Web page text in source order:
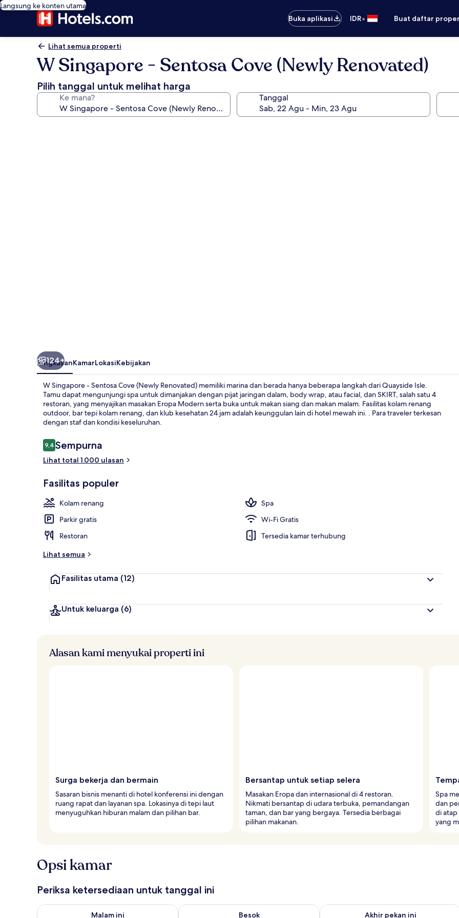
Langsung ke konten utama
Buka aplikasi
IDR• Buat daftar
Lihat semua properti
W Singapore - Sentosa Cove (Newly Renovated)
Pilih tanggal untuk melihat harga
Ke mana? Tanggal
Pintu masuk
124+
RingkasanKamarLokasiKebijakan
W Singapore - Sentosa Cove (Newly Renovated) memiliki marina dan berada hanya beberapa langkah dari Quayside Isle.
Tamu dapat mengunjungi spa untuk dimanjakan dengan pijat jaringan dalam, body wrap, atau facial, dan SKIRT, salah satu 4
restoran, yang menyajikan masakan Eropa Modern serta buka untuk makan siang dan makan malam. Fasilitas kolam renang
outdoor, bar tepi kolam renang, dan klub kesehatan 24 jam adalah keunggulan lain di hotel mewah ini. . Para traveler terkesan
dengan staf dan kondisi keseluruhan.
Ulasan
9,49,4 dari 10
Sempurna
Lihat total 1.000 ulasan
Fasilitas populer
Kolam renang
Spa
Parkir gratis
Wi-Fi Gratis
Restoran
Tersedia kamar terhubung
Lihat semua
Fasilitas utama (12)
Untuk keluarga (6)
Alasan kami menyukai properti ini
Surga bekerja dan bermain
Sasaran bisnis menanti di hotel konferensi ini dengan
ruang rapat dan layanan spa. Lokasinya di tepi laut
menyuguhkan hiburan malam dan pilihan bar.
Bersantap untuk setiap selera
Masakan Eropa dan internasional di 4 restoran.
Nikmati bersantap di udara terbuka, pemandangan
taman, dan bar yang bergaya. Tersedia berbagai
pilihan makanan.
Spa
dan
di
yang
Opsi kamar
Periksa ketersediaan untuk tanggal ini
Malam ini
Periksa ketersediaan untuk malam ini Agu 8 - Agu 9
Besok
Periksa ketersediaan untuk besok Agu 9 - Agu 10
Akhir pekan ini
Periksa ketersediaan untuk akhir